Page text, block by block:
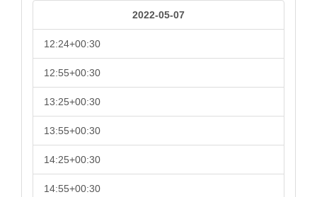
2022-05-07
12:24+00:30
12:55+00:30
13:25+00:30
13:55+00:30
14:25+00:30
14:55+00:30